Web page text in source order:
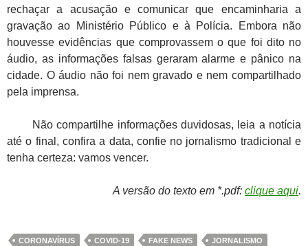
rechaçar a acusação e comunicar que encaminharia a
gravação ao Ministério Público e à Polícia. Embora não
houvesse evidências que comprovassem o que foi dito no
áudio, as informações falsas geraram alarme e pânico na
cidade. O áudio não foi nem gravado e nem compartilhado
pela imprensa.
Não compartilhe informações duvidosas, leia a notícia
até o final, confira a data, confie no jornalismo tradicional e
tenha certeza: vamos vencer.
A versão do texto em *.pdf: clique aqui.
CORONAVÍRUS COVID-19 FAKE NEWS
JORNALISMO